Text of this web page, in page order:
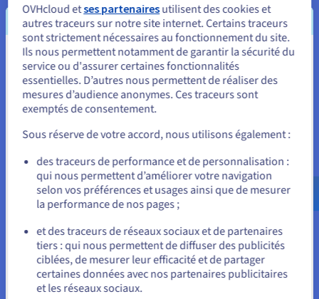
Personnalisation
Votre site web est aussi unique que votre entreprise, c’est
pourquoi vous souhaitez qu’il revête une certaine apparence
et adopte un certain comportement. Selon votre niveau de
connaissances ou si vous disposez d’une infrastructure de
site web existante, le plan d’hébergement web et le VPS
présentent différents avantages. Tous deux offrent de
nombreuses options en termes de logiciels et de modèles
CMS, mais si vous préférez profiter d’une plus grande
Vous semblez être localisé en États-
Unis.
Pour commander, rendez-vous sur le site de votre pays (États-
Allez sur le site États-Unis
us.ovhcloud.com/
Anglais USD - $
ou
Rester sur le site actuel
OVHcloud etses partenairesutilisent des cookies et
autres traceurs sur notre site internet. Certains traceurs
sont strictement nécessaires au fonctionnement du site.
Ils nous permettent notamment de garantir la sécurité du
service ou d'assurer certaines fonctionnalités
essentielles. D’autres nous permettent de réaliser des
mesures d’audience anonymes. Ces traceurs sont
exemptés de consentement.
Sous réserve de votre accord, nous utilisons également :
des traceurs de performance et de personnalisation :
qui nous permettent d’améliorer votre navigation
selon vos préférences et usages ainsi que de mesurer
la performance de nos pages ;
et des traceurs de réseaux sociaux et de partenaires
tiers : qui nous permettent de diffuser des publicités
ciblées, de mesurer leur efficacité et de partager
certaines données avec nos partenaires publicitaires
et les réseaux sociaux.